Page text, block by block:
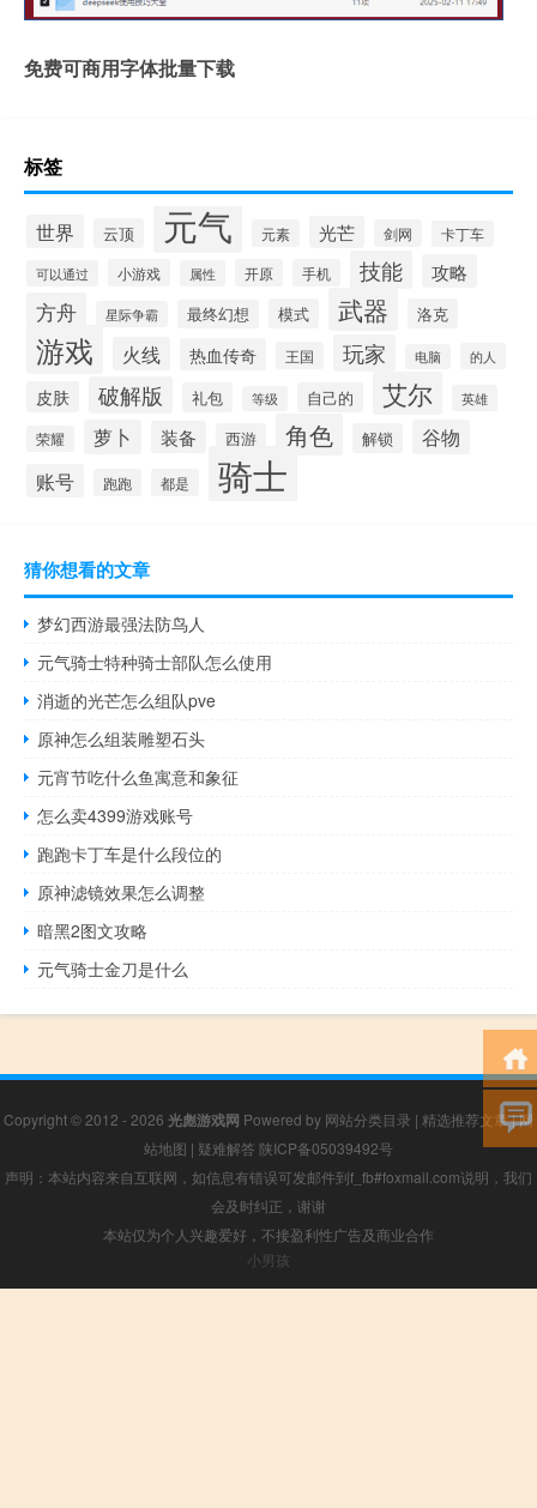
免费可商用字体批量下载
标签
世界 云顶 元气 元素 光芒 剑网 卡丁车
可以通过 小游戏 属性 开原 手机 技能 攻略
方舟 星际争霸 最终幻想 模式 武器 洛克
游戏 火线 热血传奇 王国 玩家 电脑 的人
皮肤 破解版 礼包 等级 自己的 艾尔 英雄
荣耀 萝卜 装备 西游 角色 解锁 谷物
账号 跑跑 都是 骑士
猜你想看的文章
梦幻西游最强法防鸟人
元气骑士特种骑士部队怎么使用
消逝的光芒怎么组队pve
原神怎么组装雕塑石头
元宵节吃什么鱼寓意和象征
怎么卖4399游戏账号
跑跑卡丁车是什么段位的
原神滤镜效果怎么调整
暗黑2图文攻略
元气骑士金刀是什么
Copyright © 2012 - 2026 光彪游戏网 Powered by 网站分类目录 | 精选推荐文章|网
站地图 | 疑难解答 陕ICP备05039492号
声明：本站内容来自互联网，如信息有错误可发邮件到f_fb#foxmail.com说明，我们
会及时纠正，谢谢
本站仅为个人兴趣爱好，不接盈利性广告及商业合作
小男孩